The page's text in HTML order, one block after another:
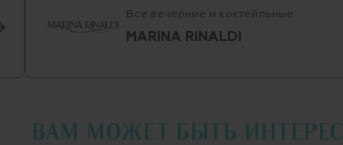
Все вечерние и коктейльные
MARINA RINALDI
ВАМ МОЖЕТ БЫТЬ